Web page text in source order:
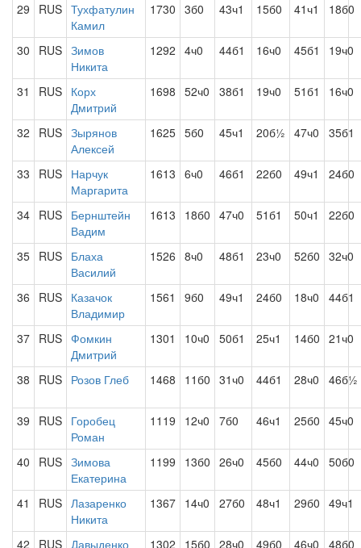
29 RUS Тухфатулин
Камил
1730 3б0 43ч1 15б0 41ч1 18б0
30 RUS Зимов
Никита
1292 4ч0 44б1 16ч0 45б1 19ч0
31 RUS Корх
Дмитрий
1698 52ч0 38б1 19ч0 51б1 16ч0
32 RUS Зырянов
Алексей
1625 5б0 45ч1 20б½ 47ч0 35б1
33 RUS Нарчук
Маргарита
1613 6ч0 46б1 22б0 49ч1 24б0
34 RUS Бернштейн
Вадим
1613 18б0 47ч0 51б1 50ч1 22б0
35 RUS Блаха
Василий
1526 8ч0 48б1 23ч0 52б0 32ч0
36 RUS Казачок
Владимир
1561 9б0 49ч1 24б0 18ч0 44б1
37 RUS Фомкин
Дмитрий
1301 10ч0 50б1 25ч1 14б0 21ч0
38 RUS Розов Глеб 1468 11б0 31ч0 44б1 28ч0 46б½
39 RUS Горобец
Роман
1119 12ч0 7б0 46ч1 25б0 45ч0
40 RUS Зимова
Екатерина
1199 13б0 26ч0 45б0 44ч0 50б0
41 RUS Лазаренко
Никита
1367 14ч0 27б0 48ч1 29б0 49ч1
42 RUS Давыденко
1302 15б0 28ч0 49б0 46ч0 48б0